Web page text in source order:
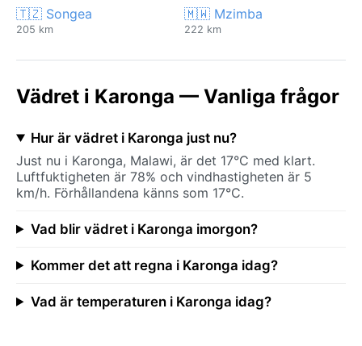
🇹🇿 Songea
205 km
🇲🇼 Mzimba
222 km
Vädret i Karonga — Vanliga frågor
Hur är vädret i Karonga just nu?
Just nu i Karonga, Malawi, är det 17°C med klart.
Luftfuktigheten är 78% och vindhastigheten är 5
km/h. Förhållandena känns som 17°C.
Vad blir vädret i Karonga imorgon?
Kommer det att regna i Karonga idag?
Vad är temperaturen i Karonga idag?